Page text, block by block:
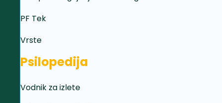
PF Tek
Vrste
Psilopedija
Vodnik za izlete